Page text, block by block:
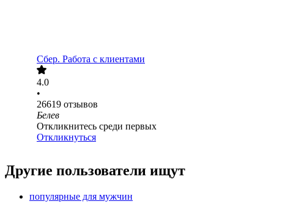
Сбер. Работа с клиентами
4.0
•
26619 отзывов
Белев
Откликнитесь среди первых
Откликнуться
Другие пользователи ищут
популярные для мужчин